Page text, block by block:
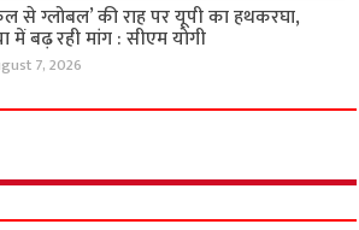
से ग्लोबल’ की राह पर यूपी का हथकरघा,
में बढ़ रही मांग : सीएम योगी
7, 2026